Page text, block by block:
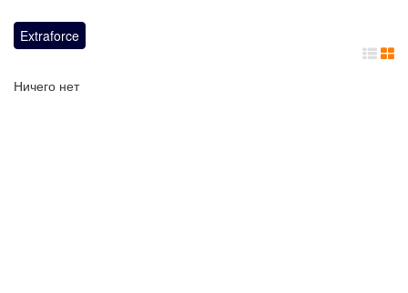
Extraforce
Ничего нет